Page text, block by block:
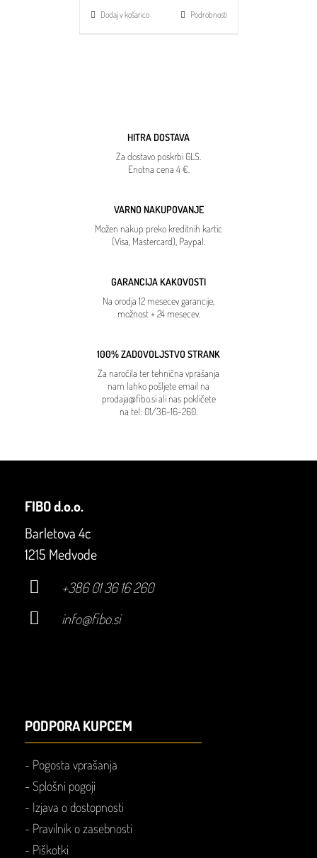
Dodaj v košarico Podrobnosti
HITRA DOSTAVA
Za dostavo poskrbi GLS.
Enotna cena 4 €.
VARNO NAKUPOVANJE
Možen nakup preko kreditnih kartic
(Visa, Mastercard), Paypal.
GARANCIJA KAKOVOSTI
Na orodja 12 mesecev garancije,
možnost + 24 mesecev.
100% ZADOVOLJSTVO STRANK
Za naročila ter tehnična vprašanja
nam lahko pošljete email na
prodaja@fibo.siali nas pokličete
na tel: 01/36-16-260
FIBO d.o.o.
Barletova 4c
1215 Medvode
+386 01 36 16 260
info@fibo.si
PODPORA KUPCEM
- Pogosta vprašanja
- Splošni pogoji
- Izjava o dostopnosti
- Pravilnik o zasebnosti
- Piškotki